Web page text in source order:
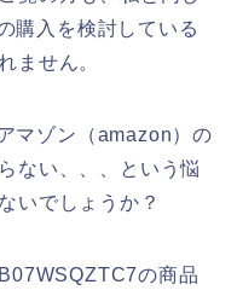
購入を検討している
ません。
マゾン（amazon）の
ない、、、という悩
いでしょうか？
の商品